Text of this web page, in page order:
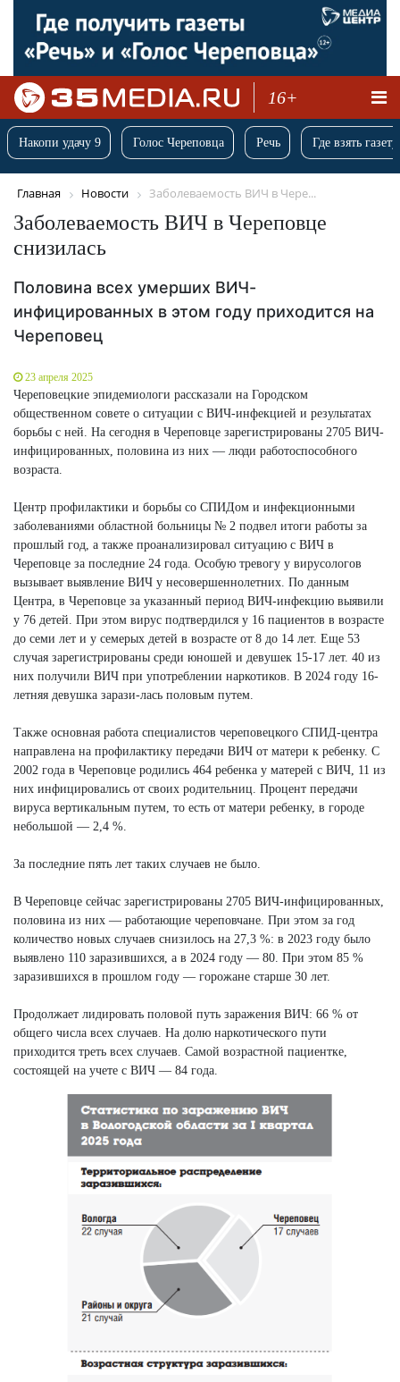
16+
Накопи удачу 9 Голос Череповца Речь Где взять
Главная Новости Заболеваемость ВИЧ в Чере...
Заболеваемость ВИЧ в Череповце
снизилась
Половина всех умерших ВИЧ-
инфицированных в этом году приходится на
Череповец
23 апреля 2025
Череповецкие эпидемиологи рассказали на Городском
общественном совете о ситуации с ВИЧ-инфекцией и результатах
борьбы с ней. На сегодня в Череповце зарегистрированы 2705 ВИЧ-
инфицированных, половина из них — люди работоспособного
возраста.
Центр профилактики и борьбы со СПИДом и инфекционными
заболеваниями областной больницы № 2 подвел итоги работы за
прошлый год, а также проанализировал ситуацию с ВИЧ в
Череповце за последние 24 года. Особую тревогу у вирусологов
вызывает выявление ВИЧ у несовершеннолетних. По данным
Центра, в Череповце за указанный период ВИЧ-инфекцию выявили
у 76 детей. При этом вирус подтвердился у 16 пациентов в возрасте
до семи лет и у семерых детей в возрасте от 8 до 14 лет. Еще 53
случая зарегистрированы среди юношей и девушек 15-17 лет. 40 из
них получили ВИЧ при употреблении наркотиков. В 2024 году 16-
летняя девушка зарази-лась половым путем.
Также основная работа специалистов череповецкого СПИД-центра
направлена на профилактику передачи ВИЧ от матери к ребенку. С
2002 года в Череповце родились 464 ребенка у матерей с ВИЧ, 11 из
них инфицировались от своих родительниц. Процент передачи
вируса вертикальным путем, то есть от матери ребенку, в городе
небольшой — 2,4 %.
За последние пять лет таких случаев не было.
В Череповце сейчас зарегистрированы 2705 ВИЧ-инфицированных,
половина из них — работающие череповчане. При этом за год
количество новых случаев снизилось на 27,3 %: в 2023 году было
выявлено 110 заразившихся, а в 2024 году — 80. При этом 85 %
заразившихся в прошлом году — горожане старше 30 лет.
Продолжает лидировать половой путь заражения ВИЧ: 66 % от
общего числа всех случаев. На долю наркотического пути
приходится треть всех случаев. Самой возрастной пациентке,
состоящей на учете с ВИЧ — 84 года.